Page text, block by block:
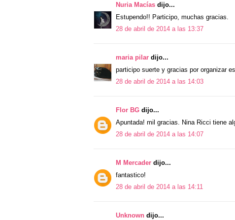
Nuria Macías dijo...
Estupendo!! Participo, muchas gracias.
28 de abril de 2014 a las 13:37
maria pilar dijo...
participo suerte y gracias por organizar
28 de abril de 2014 a las 14:03
Flor BG dijo...
Apuntada! mil gracias. Nina Ricci tiene
28 de abril de 2014 a las 14:07
M Mercader dijo...
fantastico!
28 de abril de 2014 a las 14:11
Unknown dijo...